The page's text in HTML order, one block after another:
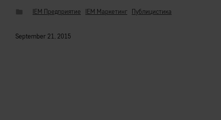
IEM Предприятие IEM Маркетинг Публицистика
September 21, 2015